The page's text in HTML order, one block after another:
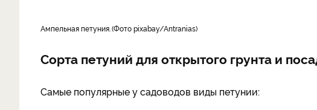
ампельная петуния. Фото pixabay/Antranias
Сорта петуний для открытого грунта и
Самые популярные у садоводов виды петунии: